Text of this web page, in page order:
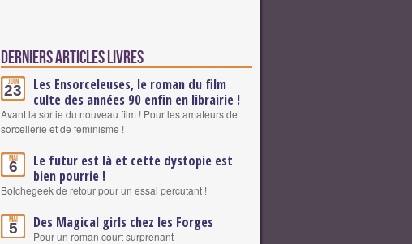
Derniers articles Livres
Juin
23
Les Ensorceleuses, le roman du film
culte des années 90 enfin en librairie !
Avant la sortie du nouveau film ! Pour les amateurs de
sorcellerie et de féminisme !
Mai
6
Le futur est là et cette dystopie est
bien pourrie !
Bolchegeek de retour pour un essai percutant !
Mai
5 Des Magical girls chez les Forges
Pour un roman court surprenant